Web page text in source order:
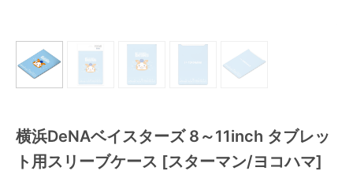
横浜DeNAベイスターズ 8～11inch タブレッ
ト用スリーブケース [スターマン/ヨコハマ]